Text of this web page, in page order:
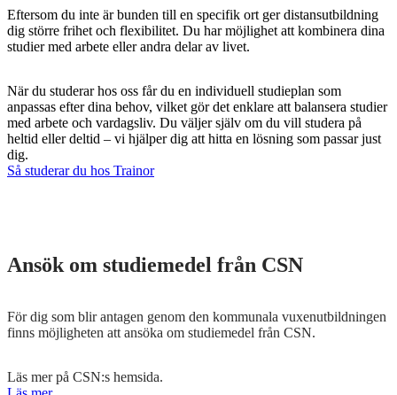
Eftersom du inte är bunden till en specifik ort ger distansutbildning
dig större frihet och flexibilitet. Du har möjlighet att kombinera dina
studier med arbete eller andra delar av livet.
När du studerar hos oss får du en individuell studieplan som
anpassas efter dina behov, vilket gör det enklare att balansera studier
med arbete och vardagsliv. Du väljer själv om du vill studera på
heltid eller deltid – vi hjälper dig att hitta en lösning som passar just
dig.
Så studerar du hos Trainor
Ansök om studiemedel från CSN
För dig som blir antagen genom den kommunala vuxenutbildningen
finns möjligheten att ansöka om studiemedel från CSN.
Läs mer på CSN:s hemsida.